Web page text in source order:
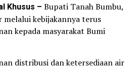
Khusus – Bupati Tanah Bumbu,
kebijakannya terus
kepada masyarakat Bumi
distribusi dan ketersediaan air